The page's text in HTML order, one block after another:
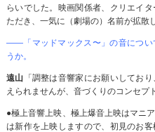
らいでした。映画関係者、クリエイ
ただき、一気に（劇場の）名前が拡散
――「マッドマックス〜」の音につい
うか。
遠山 「調整は音響家にお願いしてお
えられませんが、音づくりのコンセプ
●極上音響上映、極上爆音上映はマニ
は新作を上映しますので、初見のお